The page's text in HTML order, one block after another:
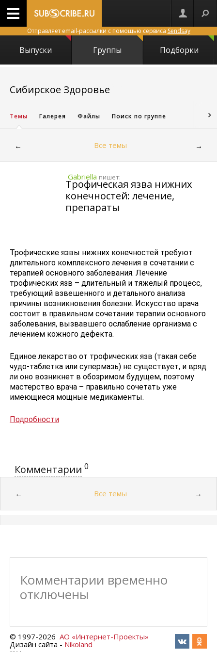
Отправляет email-рассылки с помощью сервиса Sendsay
Выпуски Группы Подборки
Сибирское Здоровье
Темы Галерея Файлы Поиск по группе
← Все темы →
Gabriella пишет:
Трофическая язва нижних
конечностей: лечение,
препараты
Трофические язвы нижних конечностей требуют
длительного комплексного лечения в сочетании с
терапией основного заболевания. Лечение
трофических язв – длительный и тяжелый процесс,
требующий взвешенного и детального анализа
причины возникновения болезни. Искусство врача
состоит в правильном сочетании терапии основного
заболевания, вызвавшего ослабление организма с
лечением кожного дефекта.
Единое лекарство от трофических язв (такая себе
чудо-таблетка или супермазь) не существует, и вряд
ли оно возникнет в обозримом будущем, поэтому
мастерство врача – правильно сочетать уже
имеющиеся мощные медикаменты.
Подробности
Комментарии 0
← Все темы →
Комментарии временно
отключены
© 1997-2026 АО «Интернет-Проекты»
Дизайн сайта - Nikoland